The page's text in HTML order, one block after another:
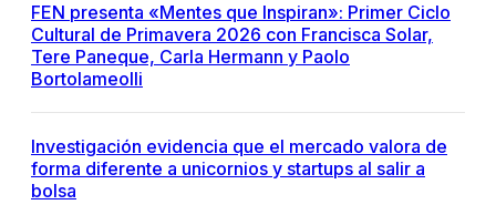
FEN presenta «Mentes que Inspiran»: Primer Ciclo
Cultural de Primavera 2026 con Francisca Solar,
Tere Paneque, Carla Hermann y Paolo
Bortolameolli
Investigación evidencia que el mercado valora de
forma diferente a unicornios y startups al salir a
bolsa